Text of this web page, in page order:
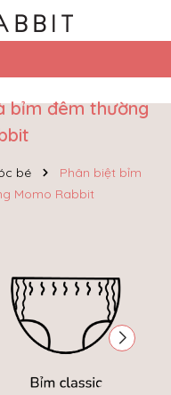
bỉm đêm thường
bé
Phân biệt bỉm
Momo Rabbit